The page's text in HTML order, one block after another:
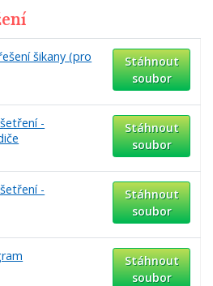
šikany (pro
Stáhnout
soubor
-
Stáhnout
soubor
-
Stáhnout
soubor
Stáhnout
soubor